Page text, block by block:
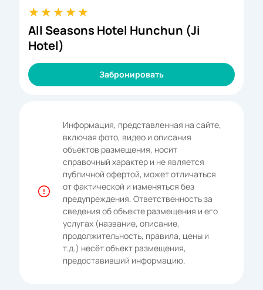
All Seasons Hotel Hunchun (Ji
Hotel)
Забронировать
Информация, представленная на сайте,
включая фото, видео и описания
объектов размещения, носит
справочный характер и не является
публичной офертой, может отличаться
от фактической и изменяться без
предупреждения. Ответственность за
сведения об объекте размещения и его
услугах (название, описание,
продолжительность, правила, цены и
т.д.) несёт объект размещения,
предоставивший информацию.